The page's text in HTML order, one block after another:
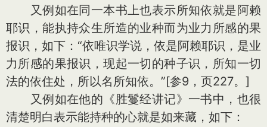
又例如在同一本书上也表示所知依就是阿赖
耶识，能执持众生所造的业种而为业力所感的果
报识，如下：“依唯识学说，依是阿赖耶识，是业
力所感的果报识，现起一切的种子识，所知一切
法的依住处，所以名所知依。”[参9，页227。]
又例如在他的《胜鬘经讲记》一书中，也很
清楚明白表示能持种的心就是如来藏，如下：